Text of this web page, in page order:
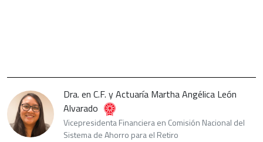
Dra. en C.F. y Actuaría Martha Angélica León
Alvarado
Vicepresidenta Financiera en Comisión Nacional del
Sistema de Ahorro para el Retiro